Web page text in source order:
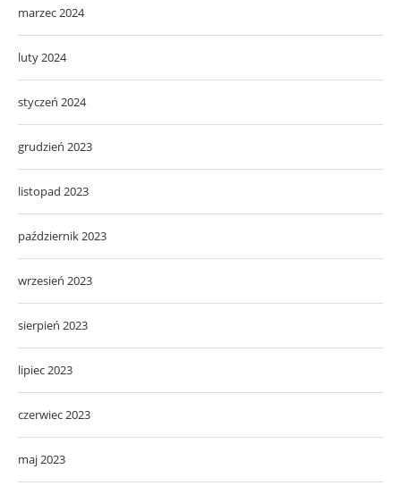
marzec 2024
luty 2024
styczeń 2024
grudzień 2023
listopad 2023
październik 2023
wrzesień 2023
sierpień 2023
lipiec 2023
czerwiec 2023
maj 2023